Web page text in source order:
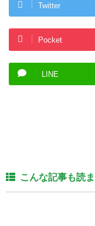
Twitter
Pocket
LINE
こんな記事も読